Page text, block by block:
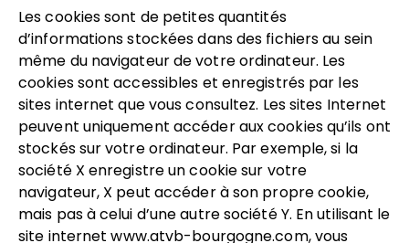
Les cookies sont de petites quantités
d’informations stockées dans des fichiers au sein
même du navigateur de votre ordinateur. Les
cookies sont accessibles et enregistrés par les
sites internet que vous consultez. Les sites Internet
peuvent uniquement accéder aux cookies qu’ils ont
stockés sur votre ordinateur. Par exemple, si la
société X enregistre un cookie sur votre
navigateur, X peut accéder à son propre cookie,
mais pas à celui d’une autre société Y. En utilisant le
site internetwww.atvb-bourgogne.com, vous